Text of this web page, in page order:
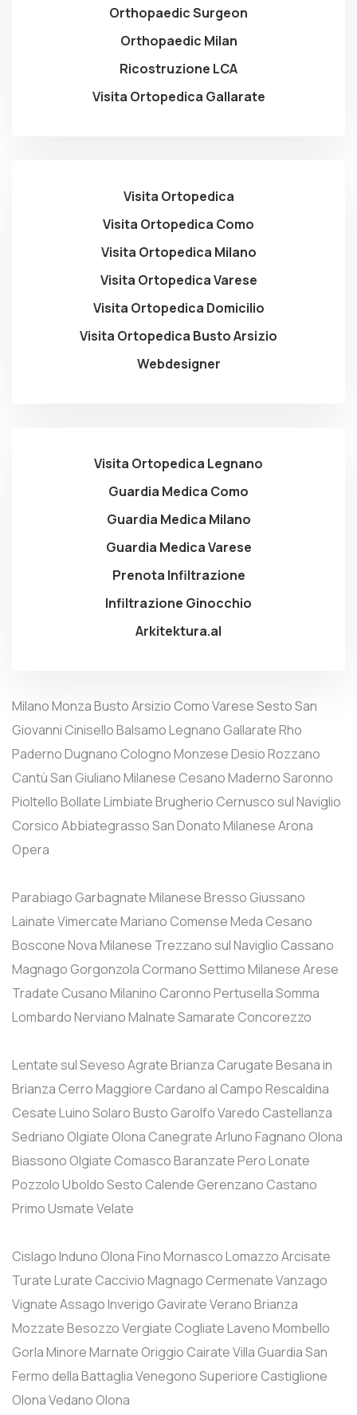
Orthopaedic Surgeon
Orthopaedic Milan
Ricostruzione LCA
Visita Ortopedica Gallarate
Visita Ortopedica
Visita Ortopedica Como
Visita Ortopedica Milano
Visita Ortopedica Varese
Visita Ortopedica Domicilio
Visita Ortopedica Busto Arsizio
Webdesigner
Visita Ortopedica Legnano
Guardia Medica Como
Guardia Medica Milano
Guardia Medica Varese
Prenota Infiltrazione
Infiltrazione Ginocchio
Arkitektura.al
MilanoMonzaBusto Arsizio ComoVareseSesto San
Giovanni Cinisello BalsamoLegnano GallarateRho
Paderno Dugnano Cologno MonzeseDesioRozzano
CantùSan Giuliano Milanese Cesano MadernoSaronno
PioltelloBollateLimbiateBrugherio Cernusco sul Naviglio
CorsicoAbbiategrassoSan Donato MilaneseArona
Opera
Parabiago Garbagnate MilaneseBresso Giussano
LainateVimercateMariano ComenseMeda Cesano
BosconeNova Milanese Trezzano sul Naviglio Cassano
Magnago Gorgonzola CormanoSettimo MilaneseArese
Tradate Cusano Milanino Caronno PertusellaSomma
LombardoNervianoMalnateSamarate Concorezzo
Lentate sul SevesoAgrate Brianza CarugateBesana in
Brianza Cerro Maggiore Cardano al CampoRescaldina
CesateLuinoSolaroBusto GarolfoVaredo Castellanza
Sedriano Olgiate Olona CanegrateArlunoFagnano Olona
Biassono Olgiate ComascoBaranzatePeroLonate
PozzoloUboldoSesto Calende Gerenzano Castano
PrimoUsmate Velate
CislagoInduno OlonaFino MornascoLomazzoArcisate
TurateLurate CaccivioMagnago CermenateVanzago
VignateAssagoInverigo GavirateVerano Brianza
MozzateBesozzoVergiate CogliateLaveno Mombello
Gorla MinoreMarnate Origgio CairateVilla GuardiaSan
Fermo della BattagliaVenegono Superiore Castiglione
OlonaVedano Olona